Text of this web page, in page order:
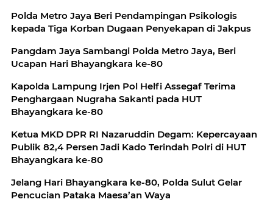
Polda Metro Jaya Beri Pendampingan Psikologis
kepada Tiga Korban Dugaan Penyekapan di Jakpus
Pangdam Jaya Sambangi Polda Metro Jaya, Beri
Ucapan Hari Bhayangkara ke-80
Kapolda Lampung Irjen Pol Helfi Assegaf Terima
Penghargaan Nugraha Sakanti pada HUT
Bhayangkara ke-80
Ketua MKD DPR RI Nazaruddin Degam: Kepercayaan
Publik 82,4 Persen Jadi Kado Terindah Polri di HUT
Bhayangkara ke-80
Jelang Hari Bhayangkara ke-80, Polda Sulut Gelar
Pencucian Pataka Maesa’an Waya